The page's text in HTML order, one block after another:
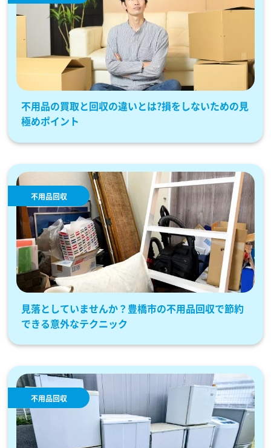
不用品の買取と回収の違いとは?損をしないための見
極めポイント
不用品回収
見落としていませんか？豊橋市の不用品回収で節約
できる意外なテクニック
不用品回収